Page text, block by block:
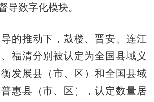
导数字化模块。
推动下，鼓楼、晋安、连江
福清分别被认定为全国县域义
发展县（市、区）和全国县域
惠县（市、区），认定数量居